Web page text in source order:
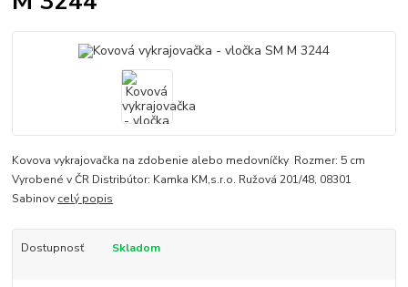
Kovova vykrajovačka na zdobenie alebo medovníčky Rozmer: 5 cm
Vyrobené v ČR Distribútor: Kamka KM,s.r.o. Ružová 201/48, 08301
Sabinov celý popis
Dostupnosť Skladom